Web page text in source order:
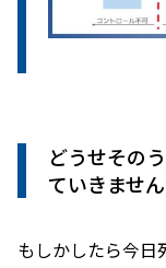
どうせその
ていきませ
もしかしたら今日